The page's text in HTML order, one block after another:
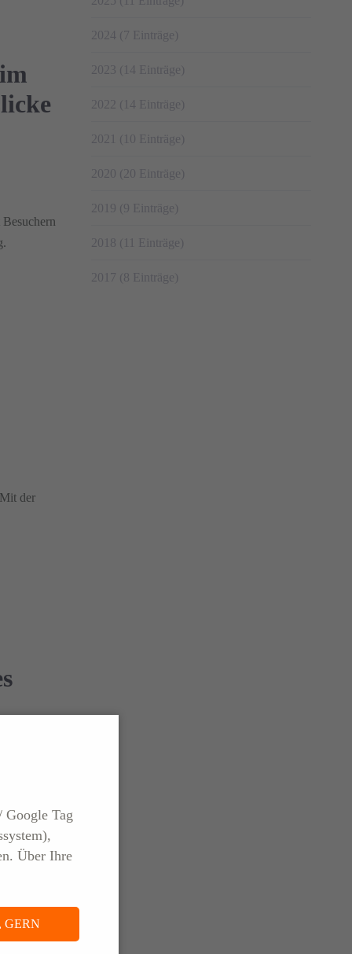
der
2024 (7 Einträge)
2023 (14 Einträge)
2022 (14 Einträge)
2021 (10 Einträge)
2020 (20 Einträge)
2019 (9 Einträge)
2018 (11 Einträge)
2017 (8 Einträge)
Tag
Über Ihre
GERN